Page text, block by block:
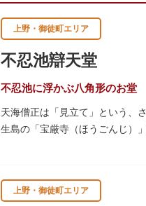
上野・御徒町エリア
不忍池辯天堂
不忍池に浮かぶ八角形のお堂
天海僧正は「見立て」という、
生島の「宝厳寺（ほうごんじ）
ご本尊である辯才天は、音楽と
上野・御徒町エリア